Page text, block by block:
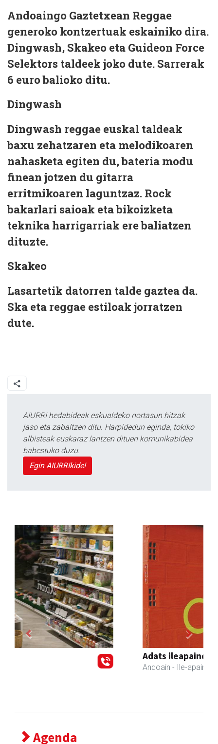
Andoaingo Gaztetxean Reggae
generoko kontzertuak eskainiko dira.
Dingwash, Skakeo eta Guideon Force
Selektors taldeek joko dute. Sarrerak
6 eurobalioko ditu.
Dingwash
Dingwash reggae euskal taldeak
baxu zehatzaren eta melodikoaren
nahasketa egiten du, bateria modu
finean jotzen du gitarra
erritmikoaren laguntzaz. Rock
bakarlari saioak eta bikoizketa
teknika harrigarriak ere baliatzen
dituzte.
Skakeo
Lasartetik datorren talde gaztea da.
Ska eta reggae estiloak jorratzen
dute.
AIURRI hedabideak eskualdeko nortasun hitzak
jaso eta zabaltzen ditu. Harpidedun eginda, tokiko
albisteak euskaraz lantzen dituen komunikabidea
babestuko duzu.
Egin AIURRIkide!
Adats ileapaindegi eta estetika
- Ile-apaindegiak
Previous Next
Agenda